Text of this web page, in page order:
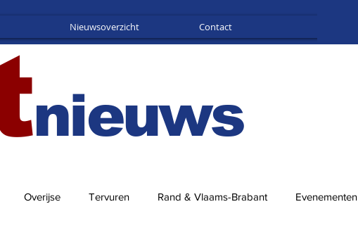
Nieuwsoverzicht Contact
nieuws
Overijse Tervuren Rand & Vlaams-Brabant Evenementen